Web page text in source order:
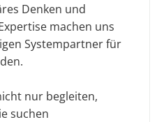
Denken und
machen uns
Systempartner für
nur begleiten,
suchen